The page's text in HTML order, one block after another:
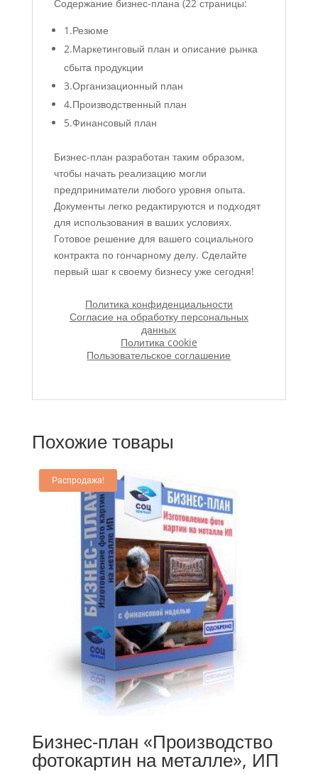
Содержание бизнес-плана (22 страницы:
1.Резюме
2.Маркетинговый план и описание рынка
сбыта продукции
3.Организационный план
4.Производственный план
5.Финансовый план
Бизнес-план разработан таким образом,
чтобы начать реализацию могли
предприниматели любого уровня опыта.
Документы легко редактируются и подходят
для использования в ваших условиях.
Готовое решение для вашего социального
контракта по гончарному делу. Сделайте
первый шаг к своему бизнесу уже сегодня!
Политика конфиденциальности
Согласие на обработку персональных
данных
Политика cookie
Пользовательское соглашение
Похожие товары
Распродажа!
Бизнес-план «Производство
фотокартин на металле», ИП